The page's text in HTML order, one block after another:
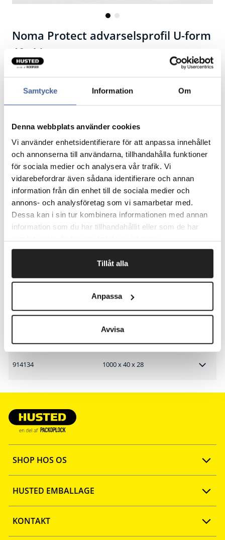
Samtycke Information Om
Denna webbplats använder cookies
Vi använder enhetsidentifierare för att anpassa innehållet
och annonserna till användarna, tillhandahålla funktioner
för sociala medier och analysera vår trafik. Vi
vidarebefordrar även sådana identifierare och annan
information från din enhet till de sociala medier och
annons- och analysföretag som vi samarbetar med.
Dessa kan i sin tur kombinera informationen med annan
information som du har tillhandahållit eller som de har
Tillåt alla
Anpassa
Avvisa
Noma Protect advarselsprofil U-form
40x11 mm
Selvklæbende profil af bøjeligt og fleksibelt PU-
skum, der advarer og beskytter på samme tid.
Temperaturbestandig og silikonefri.
Selvklæbende med højtydende permanent klæber, der
holder profilen på plads selv under vanskelige forhold.
Henleder opmærksomheden på farlige områder såsom
bjælker, kanter og andre hårde eller kantede
overflader.
Leveres i længder af 1 m. Kan nemt klippes i ønskede
længder.
Målene er vist i billedskitsen.
Fragtfrit når du handler for 1.900,-
Artikelnr.
914134 1000 x 40 x 28
SHOP HOS OS
Opret konto
FAQ
HUSTED EMBALLAGE
Ny webshop
KONTAKT